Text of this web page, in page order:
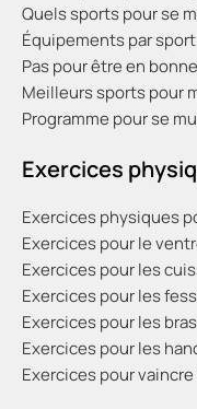
Quels sports pour se
Équipements par sport
Pas pour être en
Meilleurs sports pour
Programme pour se
Exercices
Exercices physiques
Exercices pour le
Exercices pour les
Exercices pour les
Exercices pour les bras
Exercices pour les
Exercices pour